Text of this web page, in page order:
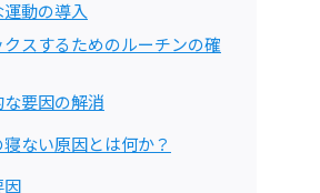
運動の導入
クスするためのルーチンの確
要因の解消
ない原因とは何か？